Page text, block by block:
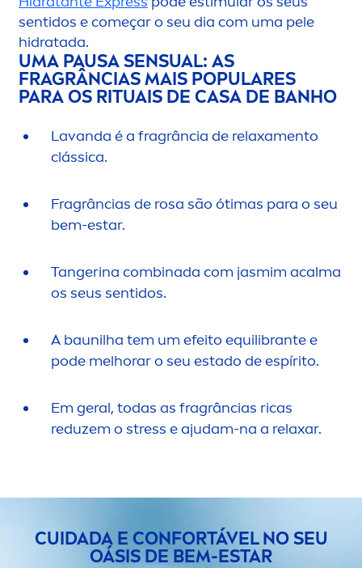
sentidos e começar o seu dia com uma pele
hidratada.
UMA PAUSA SENSUAL: AS
FRAGRÂNCIAS MAIS POPULARES
PARA OS RITUAIS DE CASA DE BANHO
Lavanda é a fragrância de relaxamento
clássica.
Fragrâncias de rosa são ótimas para o seu
bem-estar.
Tangerina combinada com jasmim acalma
os seus sentidos.
A baunilha tem um efeito equilibrante e
pode melhorar o seu estado de espírito.
Em geral, todas as fragrâncias ricas
reduzem o stress e ajudam-na a relaxar.
CUIDADA E CONFORTÁVEL NO SEU
OÁSIS DE BEM-ESTAR